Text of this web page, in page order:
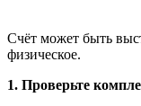
Счёт может быть
физическое.
1. Проверьте